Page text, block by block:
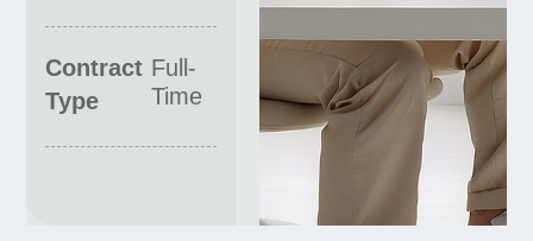
Contract
Type
Full-
Time